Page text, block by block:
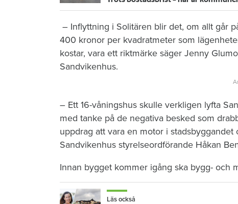
– Inflyttning i Solitären blir det, om allt går
400 kronor per kvadratmeter som
kostar, vara ett riktmärke säger Jenny
Sandvikenhus.
– Ett 16-våningshus skulle verkligen lyfta
med tanke på de negativa besked som
uppdrag att vara en motor i
Sandvikenhus styrelseordförande Håkan
Innan bygget kommer igång ska bygg- och
Läs också